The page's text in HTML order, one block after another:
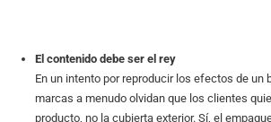
El contenido debe ser el rey
En un intento por reproducir los efectos de un
marcas a menudo olvidan que los clientes
producto, no la cubierta exterior. Sí, el